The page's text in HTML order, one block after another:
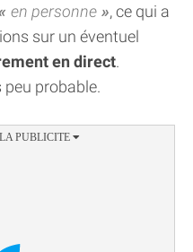
en personne
, ce qui a
sur un éventuel
en direct.
peu probable.